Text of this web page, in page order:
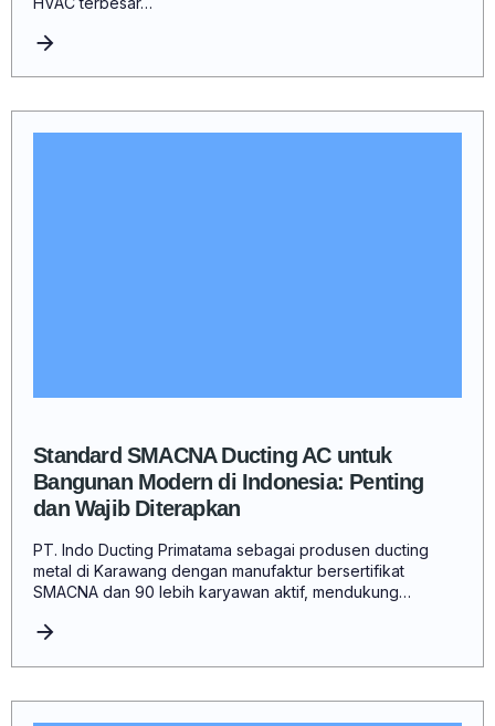
Standard SMACNA Ducting AC untuk
Bangunan Modern di Indonesia: Penting
dan Wajib Diterapkan
PT. Indo Ducting Primatama sebagai produsen ducting
metal di Karawang dengan manufaktur bersertifikat
SMACNA dan 90 lebih karyawan aktif, mendukung…